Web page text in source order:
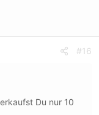
#16
Du nur 10